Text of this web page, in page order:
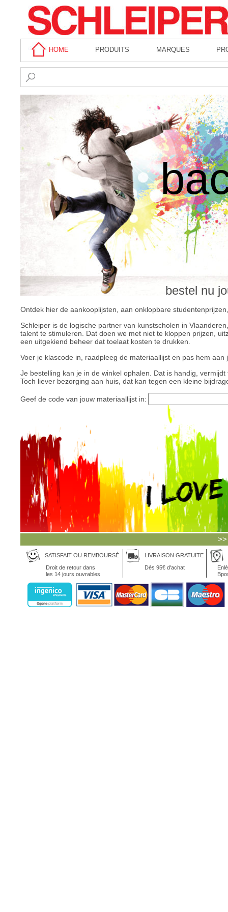
HOME PRODUITS MARQUES
bestel nu
Ontdek hier de aankooplijsten, aan onklopbare
Schleiper is de logische partner van kunstscholen in
talent te stimuleren. Dat doen we met niet te kloppen prijzen,
een uitgekiend beheer dat toelaat kosten te drukken.
Voer je klascode in, raadpleeg de materiaallijst en pas hem aan
Je bestelling kan je in de winkel ophalen. Dat is handig,
Toch liever bezorging aan huis, dat kan tegen een kleine
Geef de code van jouw materiaallijst in:
SATISFAIT OU REMBOURSÉ
Droit de retour dans
les 14 jours ouvrables
LIVRAISON GRATUITE
Dès 95€ d'achat